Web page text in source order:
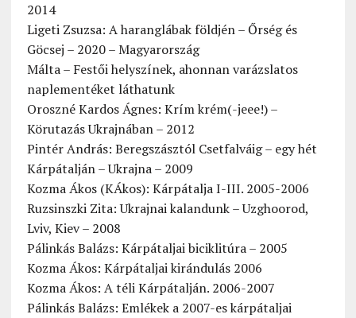
2014
Ligeti Zsuzsa: A haranglábak földjén – Őrség és
Göcsej – 2020 – Magyarország
Málta – Festői helyszínek, ahonnan varázslatos
naplementéket láthatunk
Oroszné Kardos Ágnes: Krím krém(-jeee!) –
Körutazás Ukrajnában – 2012
Pintér András: Beregszásztól Csetfalváig – egy hét
Kárpátalján – Ukrajna – 2009
Kozma Ákos (KÁkos): Kárpátalja I-III. 2005-2006
Ruzsinszki Zita: Ukrajnai kalandunk – Uzghoorod,
Lviv, Kiev – 2008
Pálinkás Balázs: Kárpátaljai biciklitúra – 2005
Kozma Ákos: Kárpátaljai kirándulás 2006
Kozma Ákos: A téli Kárpátalján. 2006-2007
Pálinkás Balázs: Emlékek a 2007-es kárpátaljai